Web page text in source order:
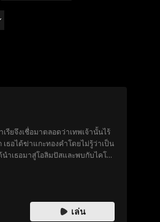
รียจึงเชื่อมาตลอดว่าเทพเจ้านั้นไร้
ธอได้ฆ่าแกะทองคำโดยไม่รู้ว่าเป็น
ำเธอมาสู่โอลิมปัสและพบกับไคโรส
เล่น